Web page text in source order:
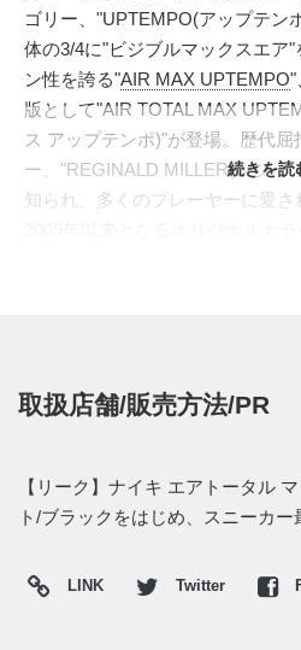
ゴリー、"UPTEMPO(アップテン
体の3/4に"ビジブルマックスエア
ン性を誇る"AIR MAX UPTEMPO"
版として"AIR TOTAL MAX
ス アップテンポ)"が登場。歴代屈
ー、"REGINALD MILLER(レジー
知られ、多くのプレーヤーに愛さ
エアユニット、スウッシュを同カ
チャーにもインパクトを与えそう
海外では2020年12月10日より発
Facebookなどで報告したい。
続きを読
取扱店舗/販売方法/PR
【リーク】ナイキ エアトータル
ト/ブラックをはじめ、スニーカー
LINK Twitter